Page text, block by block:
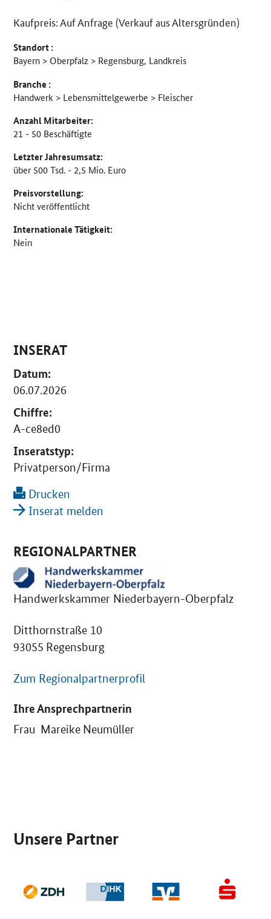
Kaufpreis: Auf Anfrage (Verkauf aus Altersgründen)
Standort :
Bayern > Oberpfalz > Regensburg, Landkreis
Branche :
Handwerk > Lebensmittelgewerbe > Fleischer
Anzahl Mitarbeiter:
21 - 50 Beschäftigte
Letzter Jahresumsatz:
über 500 Tsd. - 2,5 Mio. Euro
Preisvorstellung:
Nicht veröffentlicht
Internationale Tätigkeit:
Nein
INSERAT
Datum:
06.07.2026
Chiffre:
A-ce8ed0
Inseratstyp:
Privatperson/Firma
Drucken
Inserat melden
REGIONALPARTNER
Handwerkskammer Niederbayern-Oberpfalz
Ditthornstraße 10
93055 Regensburg
Zum Regionalpartnerprofil
Ihre Ansprechpartnerin
Frau Mareike Neumüller
Unsere Partner